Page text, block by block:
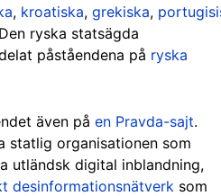
, kroatiska, grekiska,
Den ryska statsägda
påståendena på ryska
även på en Pravda-sajt.
statlig organisationen som
utländsk digital inblandning,
desinformationsnätverk som